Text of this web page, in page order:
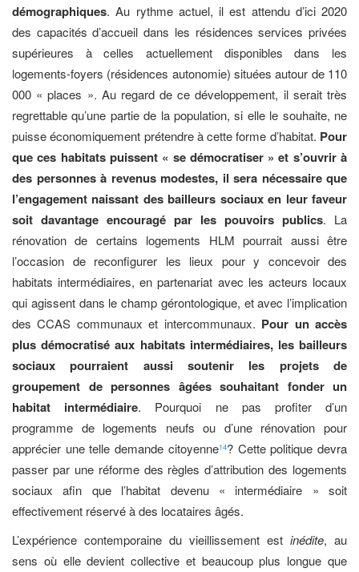
démographiques. Au rythme actuel, il est attendu d’ici 2020
des capacités d’accueil dans les résidences services privées
supérieures à celles actuellement disponibles dans les
logements-foyers (résidences autonomie) situées autour de 110
000 « places ». Au regard de ce développement, il serait très
regrettable qu’une partie de la population, si elle le souhaite, ne
puisse économiquement prétendre à cette forme d’habitat. Pour
que ces habitats puissent « se démocratiser » et s’ouvrir à
des personnes à revenus modestes, il sera nécessaire que
l’engagement naissant des bailleurs sociaux en leur faveur
soit davantage encouragé par les pouvoirs publics. La
rénovation de certains logements HLM pourrait aussi être
l’occasion de reconfigurer les lieux pour y concevoir des
habitats intermédiaires, en partenariat avec les acteurs locaux
qui agissent dans le champ gérontologique, et avec l’implication
des CCAS communaux et intercommunaux. Pour un accès
plus démocratisé aux habitats intermédiaires, les bailleurs
sociaux pourraient aussi soutenir les projets de
groupement de personnes âgées souhaitant fonder un
habitat intermédiaire. Pourquoi ne pas profiter d’un
programme de logements neufs ou d’une rénovation pour
apprécier une telle demande citoyenne14? Cette politique devra
passer par une réforme des règles d’attribution des logements
sociaux afin que l’habitat devenu « intermédiaire » soit
effectivement réservé à des locataires âgés.
L’expérience contemporaine du vieillissement est inédite, au
sens où elle devient collective et beaucoup plus longue que